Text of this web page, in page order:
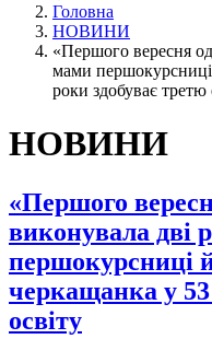
Головна
НОВИНИ
«Першого вересня
мами
роки здобуває третю
НОВИНИ
«Першого
виконувала дві
першокурсниці
черкащанка у
освіту